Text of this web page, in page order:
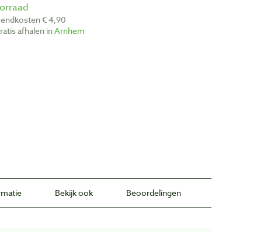
€ 4,90
afhalen inArnhem
Bekijk ook Beoordelingen